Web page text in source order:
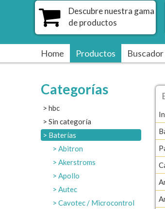
Descubre nuestra gama
de productos
Home Productos
Categorías
hbc
Sin categoría
Baterías
Abitron
Akerstroms
Apollo
Autec
Cavotec / Microcontrol